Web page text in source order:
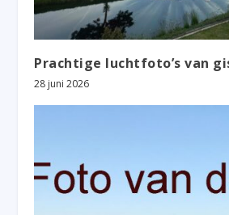
Prachtige luchtfoto’s van
28 juni 2026